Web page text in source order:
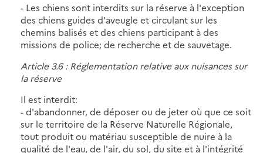
- Les chiens sont interdits sur la réserve à l'exception
des chiens guides d'aveugle et circulant sur les
chemins balisés et des chiens participant à des
missions de police; de recherche et de sauvetage.
Article 3.6 : Réglementation relative aux nuisances sur
la réserve
Il est interdit:
- d'abandonner, de déposer ou de jeter où que ce soit
sur le territoire de la Réserve Naturelle Régionale,
tout produit ou matériau susceptible de nuire à la
qualité de l'eau, de l'air, du sol, du site et à l'intégrité